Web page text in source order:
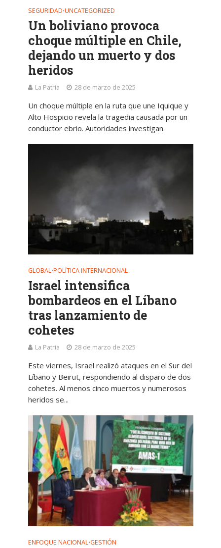
SEGURIDAD•UNCATEGORIZED
Un boliviano provoca
choque múltiple en Chile,
dejando un muerto y dos
heridos
La Patria 28 de marzo de 2025
Un choque múltiple en la ruta que une Iquique y
Alto Hospicio revela la tragedia causada por un
conductor ebrio. Autoridades investigan.
GLOBAL•POLÍTICA INTERNACIONAL
Israel intensifica
bombardeos en el Líbano
tras lanzamiento de
cohetes
La Patria 28 de marzo de 2025
Este viernes, Israel realizó ataques en el Sur del
Líbano y Beirut, respondiendo al disparo de dos
cohetes. Al menos cinco muertos y numerosos
heridos se...
ENFOQUE NACIONAL•GESTIÓN